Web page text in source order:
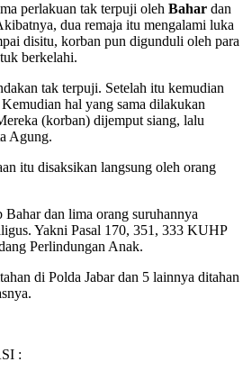
perlakuan tak terpuji oleh Bahar dan
dua remaja itu mengalami luka
disitu, korban pun digunduli oleh para
berkelahi.
tak terpuji. Setelah itu kemudian
hal yang sama dilakukan
(korban) dijemput siang, lalu
Agung.
itu disaksikan langsung oleh orang
dan lima orang suruhannya
Yakni Pasal 170, 351, 333 KUHP
Perlindungan Anak.
di Polda Jabar dan 5 lainnya ditahan
: